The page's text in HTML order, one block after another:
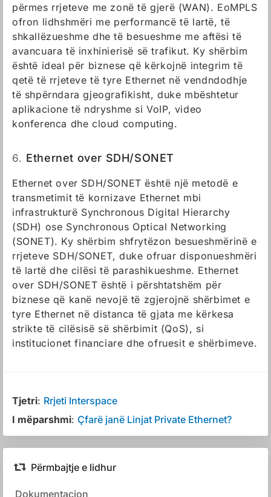
përmes rrjeteve me zonë të gjerë (WAN). EoMPLS
ofron lidhshmëri me performancë të lartë, të
shkallëzueshme dhe të besueshme me aftësi të
avancuara të inxhinierisë së trafikut. Ky shërbim
është ideal për biznese që kërkojnë integrim të
qetë të rrjeteve të tyre Ethernet në vendndodhje
të shpërndara gjeografikisht, duke mbështetur
aplikacione të ndryshme si VoIP, video
konferenca dhe cloud computing.
6. Ethernet over SDH/SONET
Ethernet over SDH/SONET është një metodë e
transmetimit të kornizave Ethernet mbi
infrastrukturë Synchronous Digital Hierarchy
(SDH) ose Synchronous Optical Networking
(SONET). Ky shërbim shfrytëzon besueshmërinë e
rrjeteve SDH/SONET, duke ofruar disponueshmëri
të lartë dhe cilësi të parashikueshme. Ethernet
over SDH/SONET është i përshtatshëm për
biznese që kanë nevojë të zgjerojnë shërbimet e
tyre Ethernet në distanca të gjata me kërkesa
strikte të cilësisë së shërbimit (QoS), si
institucionet financiare dhe ofruesit e shërbimeve.
Tjetri: Rrjeti Interspace
I mëparshmi: Çfarë janë Linjat Private Ethernet?
Përmbajtje e lidhur
Dokumentacion